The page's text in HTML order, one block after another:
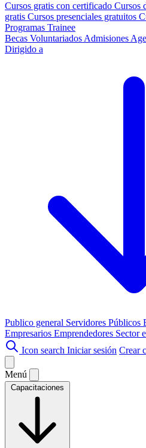
Cursos gratis con certificado Cursos
gratis Cursos presenciales gratuitos
Programas Trainee
Becas Voluntariados Admisiones
Dirigido a
Publico general Servidores Públicos
Empresarios Emprendedores Sector
Icon search Iniciar sesión Crear
Menú
Capacitaciones